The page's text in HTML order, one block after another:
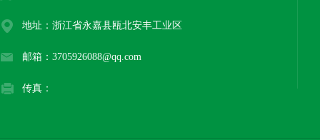
地址：浙江省永嘉县瓯北安丰工业区
邮箱：3705926088@qq.com
传真：